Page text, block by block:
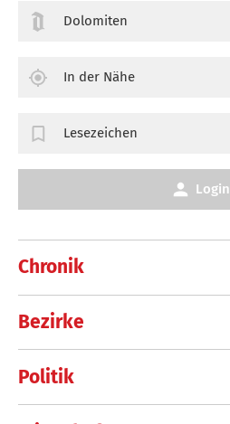
Chronik
Bezirke
Politik
Dolomiten
In der Nähe
Lesezeichen
Login